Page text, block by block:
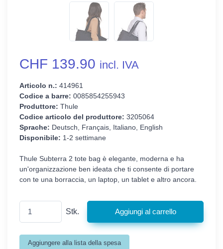
CHF 139.90 incl. IVA
Articolo n.: 414961
Codice a barre: 0085854255943
Produttore: Thule
Codice articolo del produttore: 3205064
Sprache: Deutsch, Français, Italiano, English
Disponibile: 1-2 settimane
Thule Subterra 2 tote bag è elegante, moderna e ha
un'organizzazione ben ideata che ti consente di portare
con te una borraccia, un laptop, un tablet e altro ancora.
Stk.